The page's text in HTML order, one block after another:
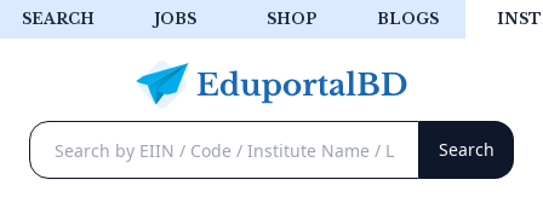
SEARCH JOBS SHOP BLOGS